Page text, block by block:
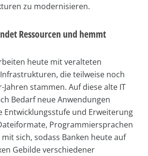
zu modernisieren.
Ressourcen und hemmt
heute mit veralteten
die teilweise noch
Jahren stammen. Auf diese alte IT
Bedarf neue Anwendungen
Entwicklungsstufe und Erweiterung
Programmiersprachen
sich, sodass Banken heute auf
Gebilde verschiedener